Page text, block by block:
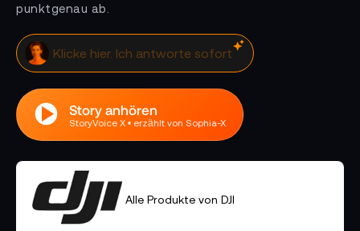
punktgenau ab.
Klicke hier. Ich antworte sofort
Story anhören
StoryVoice X • erzählt von Sophia-X
Alle Produkte von DJI